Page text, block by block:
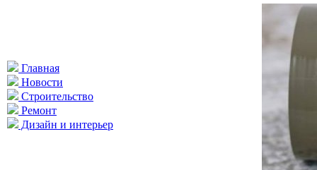
Главная
Новости
Строительство
Ремонт
Дизайн и интерьер